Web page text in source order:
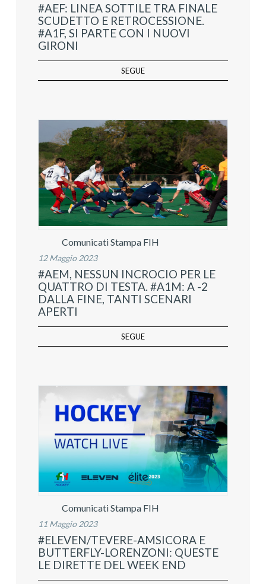
#AEF: LINEA SOTTILE TRA FINALE
SCUDETTO E RETROCESSIONE.
#A1F, SI PARTE CON I NUOVI
GIRONI
SEGUE
Comunicati Stampa FIH
12 Maggio 2023
#AEM, NESSUN INCROCIO PER LE
QUATTRO DI TESTA. #A1M: A -2
DALLA FINE, TANTI SCENARI
APERTI
SEGUE
Comunicati Stampa FIH
11 Maggio 2023
#ELEVEN/TEVERE-AMSICORA E
BUTTERFLY-LORENZONI: QUESTE
LE DIRETTE DEL WEEK END